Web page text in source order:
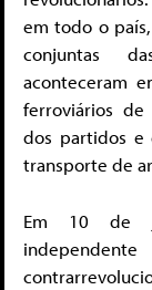
em todo o
conjuntas
aconteceram
ferroviários de
dos partidos e
transporte de
Em 10 de